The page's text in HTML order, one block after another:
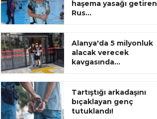
haşema yasağı getiren
Rus...
Alanya'da 5 milyonluk
alacak verecek
kavgasında...
Tartıştığı arkadaşını
bıçaklayan genç
tutuklandı!